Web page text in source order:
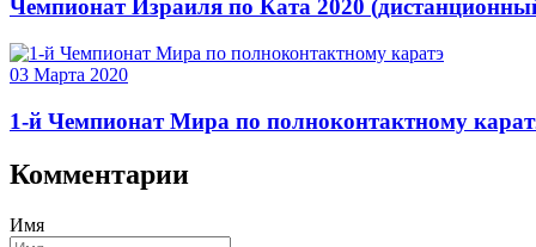
Чемпионат Израиля по Ката 2020
03 Марта 2020
1-й Чемпионат Мира по полноконтактному
Комментарии
Имя